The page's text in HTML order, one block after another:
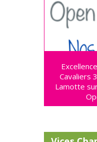
Cavaliers
Lamotte sur Okapi